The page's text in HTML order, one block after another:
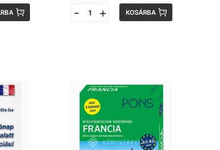
- + KOSÁRBA